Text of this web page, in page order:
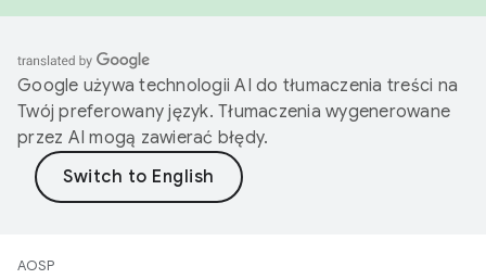
Google używa technologii AI do tłumaczenia treści na
Twój preferowany język. Tłumaczenia wygenerowane
przez AI mogą zawierać błędy.
AOSP